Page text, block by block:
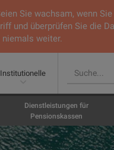
Sie wachsam, wenn
und überprüfen Sie die
weiter.
Institutionelle
Dienstleistungen für
Pensionskassen